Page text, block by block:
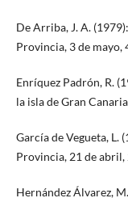
De Arriba, J. A.
Provincia, 3 de mayo,
Enríquez Padrón, R.
la isla de Gran
García de Vegueta, L.
Provincia, 21 de abril,
Hernández Álvarez,